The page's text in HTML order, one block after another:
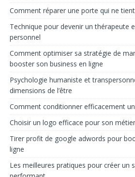
Comment réparer une porte qui ne
Technique pour devenir un thérapeute
personnel
Comment optimiser sa stratégie de
booster son business en ligne
Psychologie humaniste et
dimensions de l’être
Comment conditionner efficacement
Choisir un logo efficace pour son
Tirer profit de google adwords pour
ligne
Les meilleures pratiques pour créer un